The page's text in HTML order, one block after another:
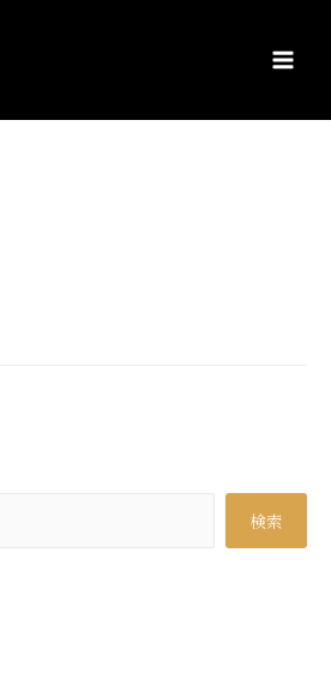
Main
検索